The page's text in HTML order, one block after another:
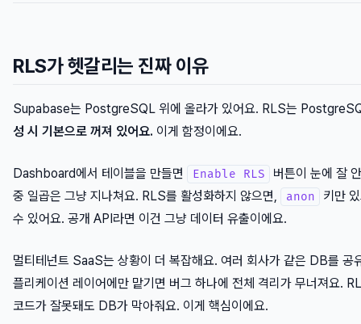
RLS가 헷갈리는 진짜 이유
Supabase는 PostgreSQL 위에 올라가 있어요. RLS는
성 시 기본으로 꺼져 있어요. 이게 함정이에요.
Dashboard에서 테이블을 만들면 Enable RLS
버튼이 눈에 잘
중 일곱은 그냥 지나쳐요. RLS를 활성화하지 않으면,
anon
키만
수 있어요. 공개 API라면 이건 그냥 데이터 유출이에요.
멀티테넌트 SaaS는 상황이 더 복잡해요. 여러 회사가 같은 DB를 공
플리케이션 레이어에만 맡기면 버그 하나에 전체 격리가 무너져요.
코드가 잘못돼도 DB가 막아줘요. 이게 핵심이에요.